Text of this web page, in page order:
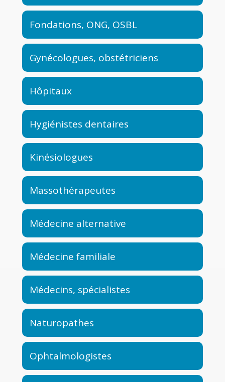
Fondations, ONG, OSBL
Gynécologues, obstétriciens
Hôpitaux
Hygiénistes dentaires
Kinésiologues
Massothérapeutes
Médecine alternative
Médecine familiale
Médecins, spécialistes
Naturopathes
Ophtalmologistes